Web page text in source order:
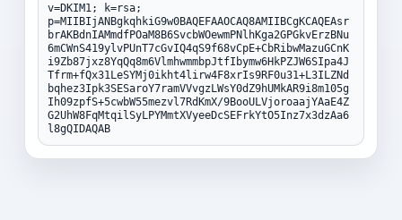
v=DKIM1; k=rsa;
p=MIIBIjANBgkqhkiG9w0BAQEFAAOCAQ8AMIIBCgKCAQEAsr
brAKBdnIAMmdfPOaM8B6SvcbWOewmPNlhKga2GPGkvErzBNu
6mCWnS419ylvPUnT7cGvIQ4qS9f68vCpE+CbRibwMazuGCnK
i9Zb87jxz8YqQq8m6VlmhwmmbpJtfIbymw6HkPZJW6SIpa4J
Tfrm+fQx31LeSYMj0ikht4lirw4F8xrIs9RF0u31+L3ILZNd
bqhez3Ipk3SESaroY7ramVVvgzLWsY0dZ9hUMkAR9i8m105g
Ih09zpfS+5cwbW55mezvl7RdKmX/9BooULVjoroaajYAaE4Z
G2UhW8FqMtqilSyLPYMmtXVyeeDcSEFrkYtO5Inz7x3dzAa6
l8gQIDAQAB